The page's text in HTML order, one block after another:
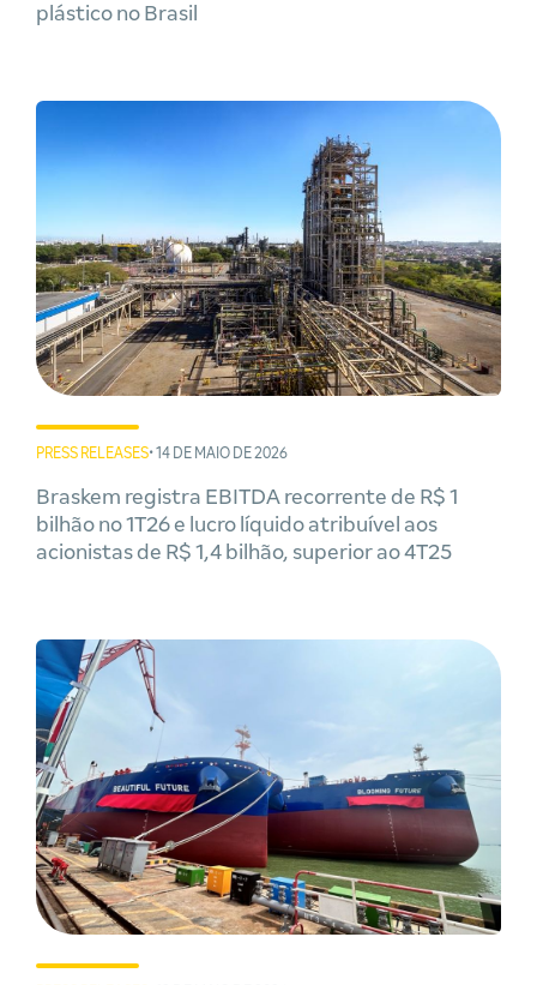
plástico no Brasil
PRESS RELEASES• 14 DE MAIO DE 2026
Braskem registra EBITDA recorrente de R$ 1
bilhão no 1T26 e lucro líquido atribuível aos
acionistas de R$ 1,4 bilhão, superior ao 4T25